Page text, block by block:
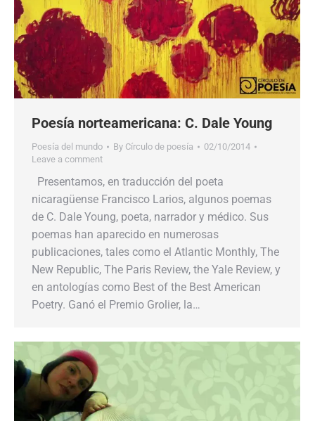
Poesía norteamericana: C. Dale Young
Poesía del mundo By Círculo de poesía
02/10/2014
Leave a comment
Presentamos, en traducción del poeta
nicaragüense Francisco Larios, algunos poemas
de C. Dale Young, poeta, narrador y médico. Sus
poemas han aparecido en numerosas
publicaciones, tales como el Atlantic Monthly, The
New Republic, The Paris Review, the Yale Review, y
en antologías como Best of the Best American
Poetry. Ganó el Premio Grolier, la…